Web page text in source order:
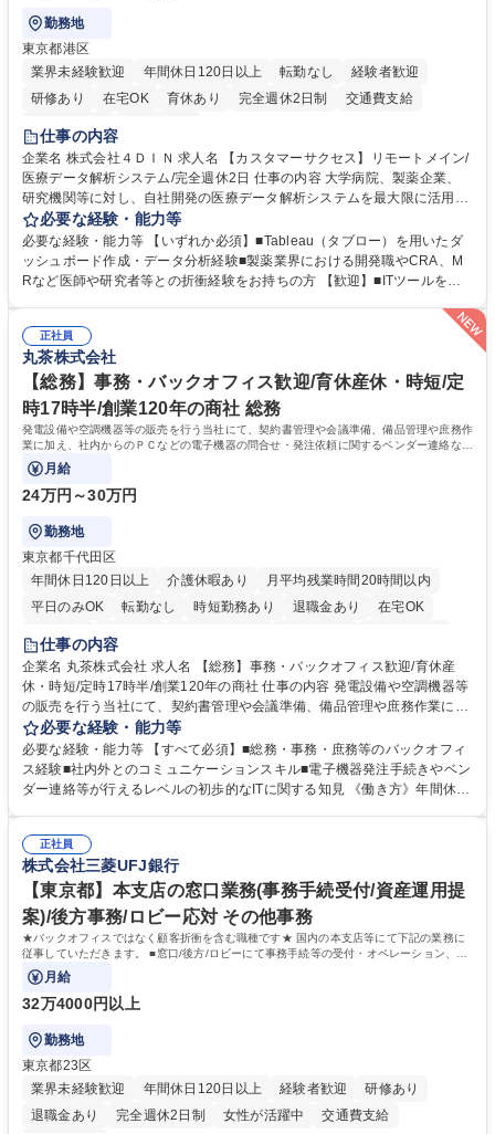
勤務地
東京都港区
業界未経験歓迎
年間休日120日以上 転勤なし
経験者歓迎
研修あり
在宅OK 育休あり 完全週休2日制
交通費支給
駅近5分以内
仕事の内容
企業名 株式会社４ＤＩＮ 求人名 【カスタマーサクセス】リモートメイン/
医療データ解析システム/完全週休2日 仕事の内容 大学病院、製薬企業、
研究機関等に対し、自社開発の医療データ解析システムを最大限に活用
し、研究成果を最大化していただくための導入後サポートや解析コンサル
ティング、活用アドバイス業務等をお任せします。 ■活用コンサルティン
グ：疾患再発率の調査や薬剤効果の可視化等の目的に合わせ、プラットフ
ォーム上で可能な解析手法を提案 ■オンボーディング：ツールの操作説明
ク：ユーザー要望を開発部門へ繋ぎ、プロダクトの利便性向上へ貢献。医
療現場のDX化を推進するやりがいがあります。【業務内容の変更範囲】
当社の指定する業務 募集職種 【カスタマーサクセス】リモートメイン/医
療データ解析システム/完全週休2日
必要な経験・能力等
必要な経験・能力等 【いずれか必須】■Tableau（タブロー）を用いたダ
ッシュボード作成・データ分析経験■製薬業界における開発職やCRA、M
Rなど医師や研究者等との折衝経験をお持ちの方 【歓迎】■ITツールを用
画可能です。オンラインツール（ZoomやTeams等）を用いた柔軟なサポ
ート体制を構築しています。 【採用背景】導入先が急増しており、専任の
カスタマーサクセス組織を強化するための増員採用です。営業担当からの
丁寧なOJTがあり、医療データ解析の専門知識をキャッチアップできる環
境です。社会貢献性の高い分野で専門性を磨きたい方を歓迎します。 学
歴・資格 学歴：大学院 大学 高専 短大 専修学校 高校 語学力： 資格：
正社員
丸茶株式会社
【総務】事務・バックオフィス歓迎/育休産休・時短/定
時17時半/創業120年の商社 総務
発電設備や空調機器等の販売を行う当社にて、契約書管理や会議準備、備品管理や庶務作
業に加え、社内からのＰＣなどの電子機器の問合せ・発注依頼に関するベンダー連絡など
の総務業務全般をお任せします。
月給
24万円～30万円
勤務地
東京都千代田区
年間休日120日以上
介護休暇あり
月平均残業時間20時間以内
平日のみOK
転勤なし 時短勤務あり 退職金あり
在宅OK
賞与あり
育休あり
土日祝休み
仕事の内容
企業名 丸茶株式会社 求人名 【総務】事務・バックオフィス歓迎/育休産
休・時短/定時17時半/創業120年の商社 仕事の内容 発電設備や空調機器等
の販売を行う当社にて、契約書管理や会議準備、備品管理や庶務作業に加
え、社内からのＰＣなどの電子機器の問合せ・発注依頼に関するベンダー
連絡などの総務業務全般をお任せします。 具体的には、契約書管理（保
管・管理のみ）や社内会議室予約・資料添付メール送付等の役員会準備、
備品購買や庶務業務を担当。併せて入退職時のＰＣ・スマホ発注手続き
ベンダーとの連絡調整ができれば対応可能。マニュアル完備で無理なく引
継ぎを受けられる環境です。 募集職種 【総務】事務・バックオフィス歓
迎/育休産休・時短/定時17時半/創業120年の商社
必要な経験・能力等
必要な経験・能力等 【すべて必須】■総務・事務・庶務等のバックオフィ
ス経験■社内外とのコミュニケーションスキル■電子機器発注手続きやベン
ダー連絡等が行えるレベルの初歩的なITに関する知見 《働き方》年間休日
ため専門経験は不問。作業マニュアルもございます。 《企業の強み》平均
勤続年数１３年超の高い定着率。実働７・５時間で残業月１０時間以下。
賞与年３回で過去５年の支給実績は年平均７カ月分と高水準です。 学歴・
資格 学歴：大学院 大学 高専 短大 専修学校 高校 語学力： 資格：
正社員
株式会社三菱UFJ銀行
【東京都】本支店の窓口業務(事務手続受付/資産運用提
案)/後方事務/ロビー応対 その他事務
★バックオフィスではなく顧客折衝を含む職種です★ 国内の本支店等にて下記の業務に
従事していただきます。 ■窓口/後方/ロビーにて事務手続等の受付・オペレーション、お
客様対応
月給
32万4000円以上
勤務地
東京都23区
業界未経験歓迎
年間休日120日以上 経験者歓迎
研修あり
退職金あり
完全週休2日制 女性が活躍中
交通費支給